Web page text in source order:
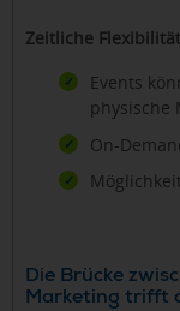
Zeitliche
Events
physische
On-
Die Brücke
Marketing trifft